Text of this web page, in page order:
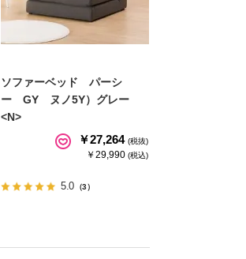
ソファーベッド パーシ
ー GY ヌノ5Y）グレー
<N>
￥27,264 (税抜)
￥29,990 (税込)
5.0 （3）